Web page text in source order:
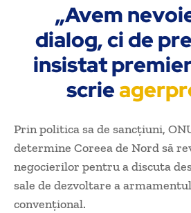
„Avem
dialog, ci de
insistat
scrie
Prin politica sa de sancţiuni,
determine Coreea de Nord să
negocierilor pentru a discuta
sale de dezvoltare a
convenţional.